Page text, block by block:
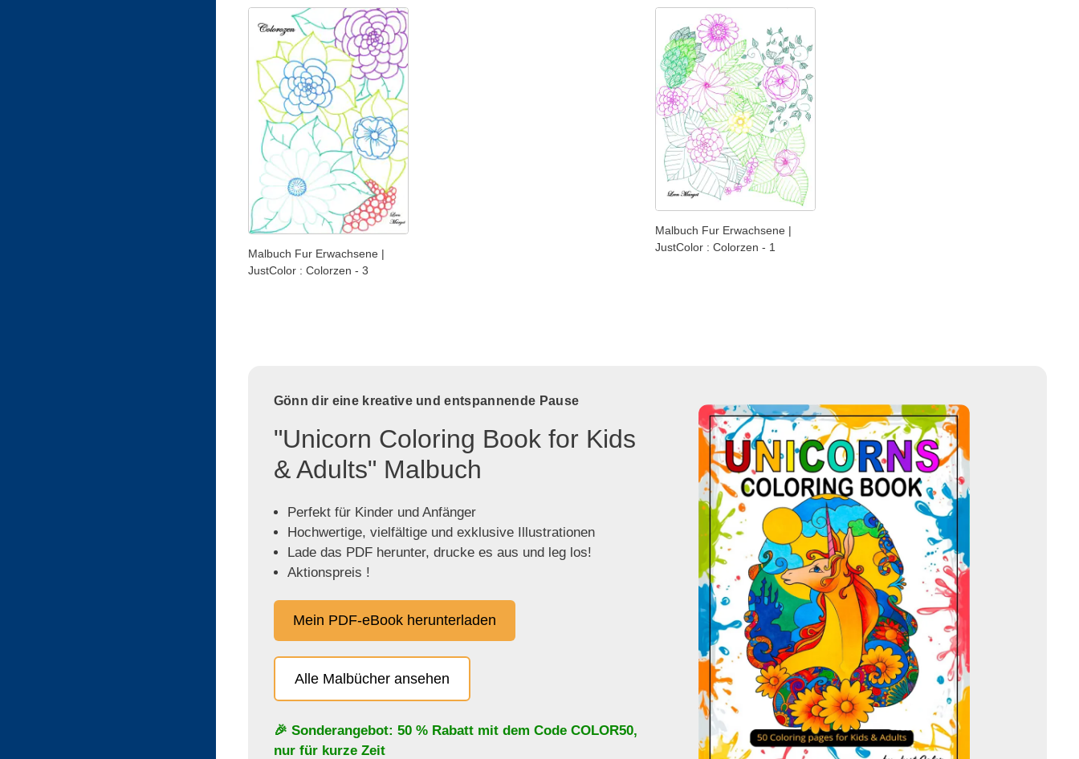
Malbuch Fur Erwachsene |
JustColor : Colorzen - 3
Malbuch Fur Erwachsene |
JustColor : Colorzen - 1
Gönn dir eine kreative und entspannende Pause
"Unicorn Coloring Book for Kids
& Adults" Malbuch
Perfekt für Kinder und Anfänger
Hochwertige, vielfältige und exklusive Illustrationen
Lade das PDF herunter, drucke es aus und leg los!
Aktionspreis !
Mein PDF-eBook herunterladen
Alle Malbücher ansehen
🎉 Sonderangebot: 50 % Rabatt mit dem Code COLOR50,
nur für kurze Zeit